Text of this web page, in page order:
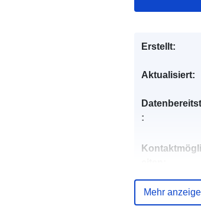
Erstellt:
Aktualisiert:
:
Verzeichnis
Mehr